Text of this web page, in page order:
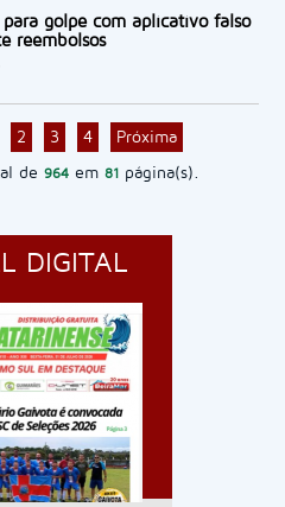
para golpe com aplicativo falso
reembolsos
2 3 4
Próxima
de 964em 81página(s).
DIGITAL